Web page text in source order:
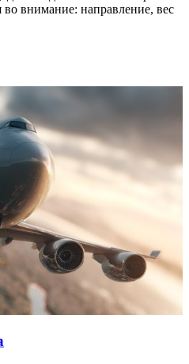
внимание: направление, вес